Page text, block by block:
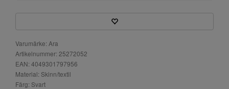
Varumärke: Ara
Artikelnummer: 25272052
EAN: 4049301797956
Material: Skinn/textil
Färg: Svart